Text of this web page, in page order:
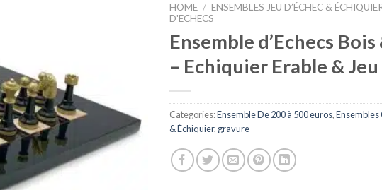
HOME / ENSEMBLES JEU D’ÉCHEC &
D'ECHECS
Ensemble d’Echecs
– Echiquier Erable &
Categories:Ensemble De 200 à 500 euros,Ensembles
& Échiquier, gravure